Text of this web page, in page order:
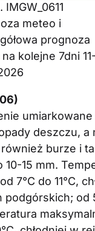
. IMGW_0611
meteo i
prognoza
kolejne 7dni 11-
umiarkowane
deszczu, a
burze i
10-15 mm.
7°C do 11°C,
podgórskich; od